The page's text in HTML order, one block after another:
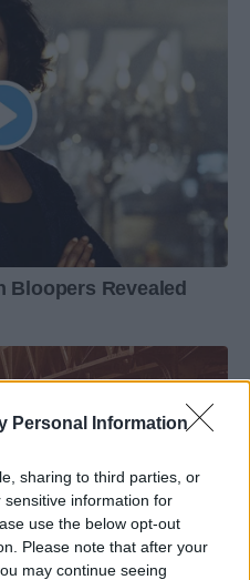
Personal Information
sharing to third parties, or
information for
use the below opt-out
Please note that after your
may continue seeing